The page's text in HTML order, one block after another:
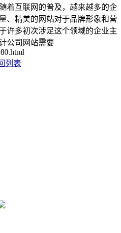
着互联网的普及，越来越多的企
、精美的网站对于品牌形象和营
许多初次涉足这个领域的企业主
公司网站需要
列表